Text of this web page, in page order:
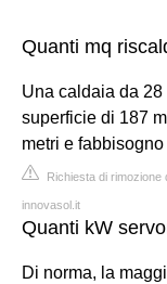
Quanti mq
Una caldaia da
superficie di 187
metri e
Richiesta di rimozione
innovasol.it
Quanti kW
Di norma, la